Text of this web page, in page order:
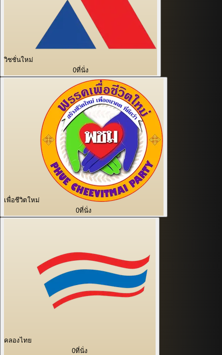
วิชชั่นใหม่
0ที่นั่ง
เพื่อชีวิตใหม่
0ที่นั่ง
คลองไทย
0ที่นั่ง